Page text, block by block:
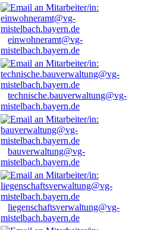
einwohneramt@vg-
mistelbach.bayern.de
technische.bauverwaltung@vg-
mistelbach.bayern.de
bauverwaltung@vg-
mistelbach.bayern.de
liegenschaftsverwaltung@vg-
mistelbach.bayern.de